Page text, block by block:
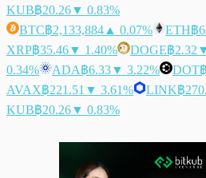
KUB฿20.26▼ 0.83%
BTC฿2,133,884 ▲ 0.07% ETH฿
XRP฿35.46▼ 1.40% DOGE฿2.32
0.34%
ADA฿6.33▼ 3.22% DOT
AVAX฿221.51 ▼ 3.61% LINK฿
KUB฿20.26▼ 0.83%